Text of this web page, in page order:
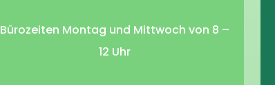
Bürozeiten Montag und Mittwoch von 8 –
12 Uhr